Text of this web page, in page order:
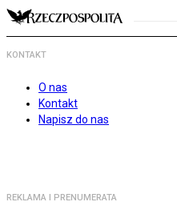
KONTAKT
O nas
Kontakt
Napisz do nas
REKLAMA I PRENUMERATA